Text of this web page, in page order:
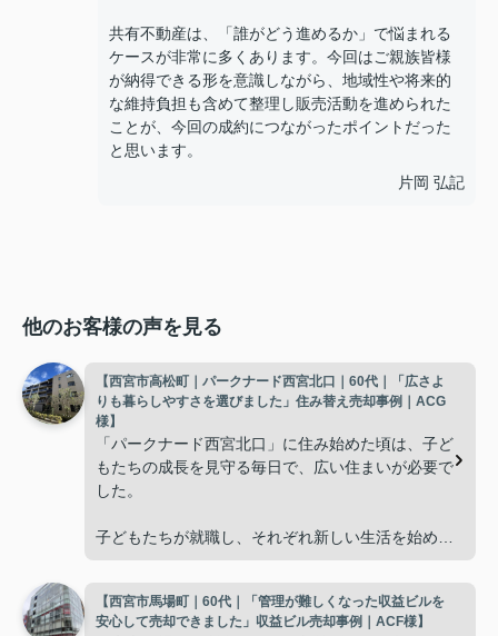
共有不動産は、「誰がどう進めるか」で悩まれる
ケースが非常に多くあります。今回はご親族皆様
が納得できる形を意識しながら、地域性や将来的
な維持負担も含めて整理し販売活動を進められた
ことが、今回の成約につながったポイントだった
と思います。
片岡 弘記
他のお客様の声を見る
【西宮市高松町｜パークナード西宮北口｜60代｜「広さよ
りも暮らしやすさを選びました」住み替え売却事例｜ACG
様】
「パークナード西宮北口」に住み始めた頃は、子ど
もたちの成長を見守る毎日で、広い住まいが必要で
した。
子どもたちが就職し、それぞれ新しい生活を始める
使わない部屋が増え、
【西宮市馬場町｜60代｜「管理が難しくなった収益ビルを
安心して売却できました」収益ビル売却事例｜ACF様】